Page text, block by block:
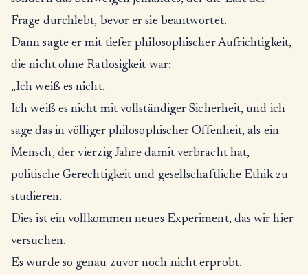
Frage durchlebt, bevor er sie beantwortet.
Dann sagte er mit tiefer philosophischer Aufrichtigkeit,
die nicht ohne Ratlosigkeit war:
„Ich weiß es nicht.
Ich weiß es nicht mit vollständiger Sicherheit, und ich
sage das in völliger philosophischer Offenheit, als ein
Mensch, der vierzig Jahre damit verbracht hat,
politische Gerechtigkeit und gesellschaftliche Ethik zu
studieren.
Dies ist ein vollkommen neues Experiment, das wir hier
versuchen.
Es wurde so genau zuvor noch nicht erprobt.